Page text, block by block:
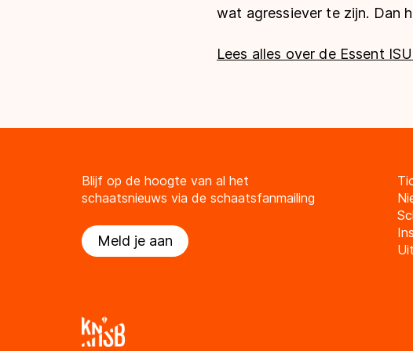
wat agressiever te zijn. Dan
Lees alles over de Essent
Blijf op de hoogte van al het
schaatsnieuws via de schaatsfanmailing
Meld je aan